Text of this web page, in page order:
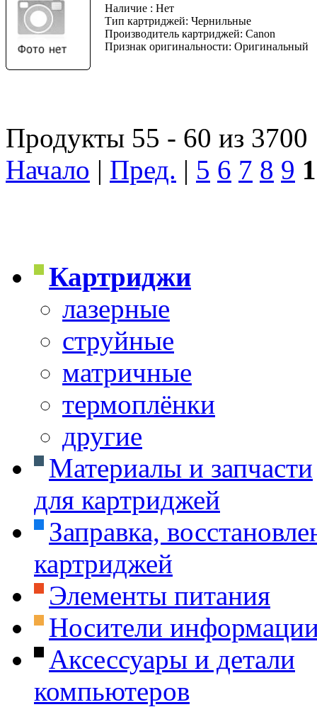
Наличие : Нет
Тип картриджей: Чернильные
Производитель картриджей: Canon
Признак оригинальности: Оригинальный
Продукты 55 - 60 из 3700
Начало | Пред. | 5 6 7 8 9
Картриджи
лазерные
струйные
матричные
термоплёнки
другие
Материалы и запчасти
для картриджей
Заправка,
картриджей
Элементы питания
Носители
Аксессуары и детали
компьютеров